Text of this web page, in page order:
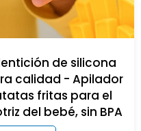
de silicona
calidad - Apilador
fritas para el
del bebé, sin BPA